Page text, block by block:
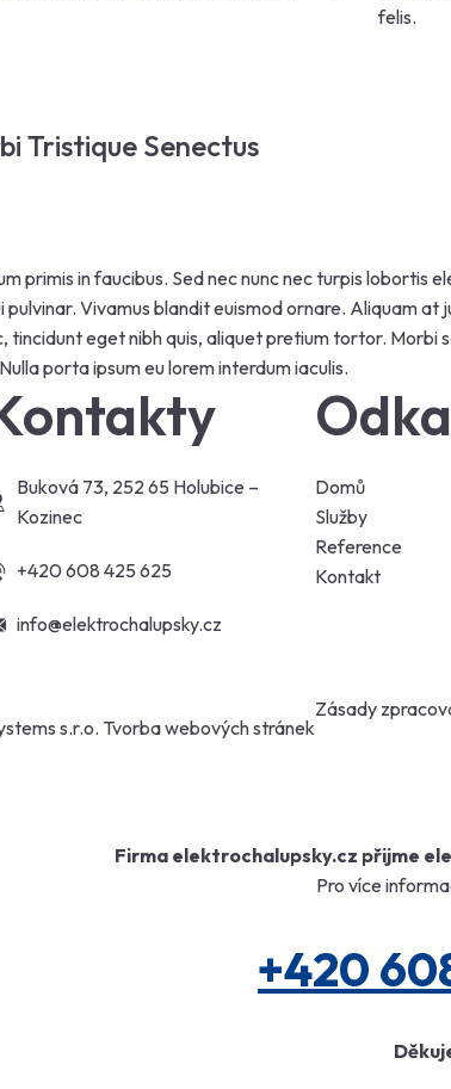
felis.
Tristique Senectus
primis in faucibus. Sed nec nunc nec turpis lobortis
pulvinar. Vivamus blandit euismod ornare. Aliquam
tincidunt eget nibh quis, aliquet pretium tortor.
porta ipsum eu lorem interdum iaculis.
Buková 73, 252 65 Holubice –
Kozinec
+420 608 425 625
info@elektrochalupsky.cz
Domů
Služby
Reference
Kontakt
s.r.o. Tvorba webových stránek
Zásady
Firma elektrochalupsky.cz přijme
Pro více
+420